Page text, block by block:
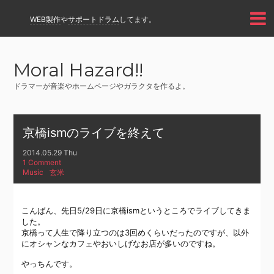
WEB製作やサポートドラム してます。
Moral Hazard!!
ドラマーが音楽やホームページやガラクタを作るよ。
京橋ismのライブを終えて
2014.05.29 Thu
1 Comment
Music
玄米
こんばん、先日5/29日に京橋ismというところでライブしてきま
した。
京橋って人生で降り立つのは3回めくらいだったのですが、以外
にオシャンなカフェやおいしげなお店が多いのですね。
やっちんです。